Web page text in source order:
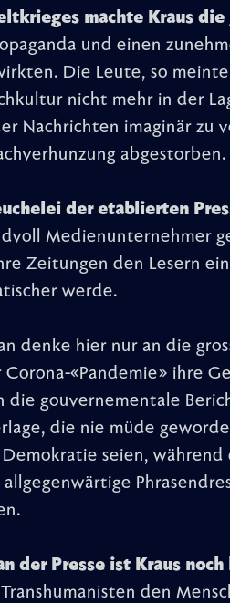
machte Kraus
und einen
Die Leute, so
nicht mehr in der
Nachrichten imaginär zu
abgestorben.
der etablierten
Medienunternehmer
Zeitungen den Lesern
werde.
denke hier nur an die
«Pandemie» ihre
die gouvernementale
die nie müde
seien, während
der Presse ist Kraus noch
den